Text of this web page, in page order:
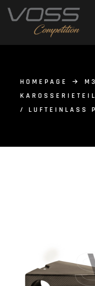
HOMEPAGE
/ LUFTEINLASS